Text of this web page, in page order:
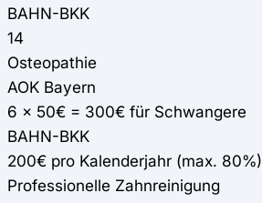
BAHN-BKK
14
Osteopathie
AOK Bayern
6 x 50€ = 300€ für Schwangere
BAHN-BKK
200€ pro Kalenderjahr (max. 80%)
Professionelle Zahnreinigung